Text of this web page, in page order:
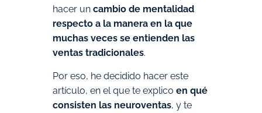
hacer un cambio de mentalidad
respecto a la manera en la que
muchas veces se entienden las
ventas tradicionales.
Por eso, he decidido hacer este
artículo, en el que te explico en qué
consisten las neuroventas, y te